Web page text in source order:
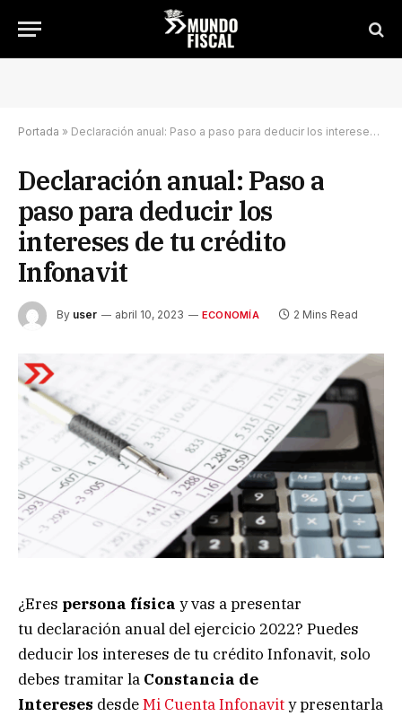
Portada » Declaración anual: Paso a paso para deducir los intereses de tu crédito Infonavit
Declaración anual: Paso a
paso para deducir los
intereses de tu crédito
Infonavit
By user abril 10, 2023 ECONOMÍA 2 Mins Read
¿Eres persona física y vas a presentar
tu declaración anual del ejercicio 2022? Puedes
deducir los intereses de tu crédito Infonavit, solo
debes tramitar la Constancia de
Intereses desdeMi Cuenta Infonavity presentarla